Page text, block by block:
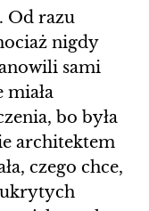
Od razu
nigdy
sami
bo była
architektem
czego chce,
ukrytych